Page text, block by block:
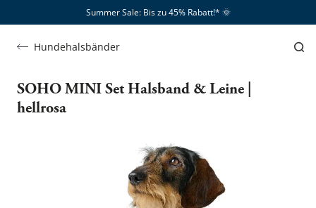
Summer Sale: Bis zu 45% Rabatt!*​ 🌞
Hundehalsbänder
SOHO MINI Set Halsband & Leine |
hellrosa